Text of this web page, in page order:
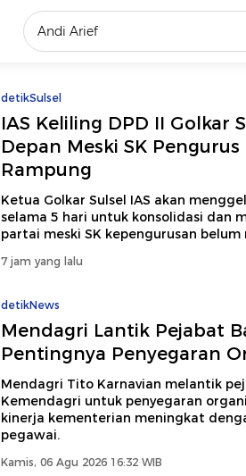
Promoted
Terakhir yang dicari
Loading...
detikSulsel
IAS Keliling DPD II Golkar
Depan Meski SK
Rampung
Ketua Golkar Sulsel IAS akan
selama 5 hari untuk konsolidasi dan
partai meski SK kepengurusan belum
7 jam yang lalu
detikNews
Mendagri Lantik Pejabat
Pentingnya Penyegaran
Mendagri Tito Karnavian melantik
Kemendagri untuk penyegaran
kinerja kementerian meningkat
pegawai.
Kamis, 06 Agu 2026 16:32 WIB